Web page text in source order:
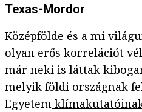
Texas-Mordor
Középfölde és a mi
olyan erős korrelációt
már neki is láttak
melyik földi országnak
Egyetem